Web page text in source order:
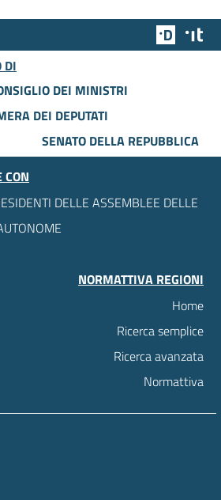
Team
DI
DEI MINISTRI
DEI DEPUTATI
SENATO DELLA REPUBBLICA
CON
DELLE ASSEMBLEE DELLE
NORMATTIVA REGIONI
Home
Ricerca semplice
Ricerca avanzata
Normattiva